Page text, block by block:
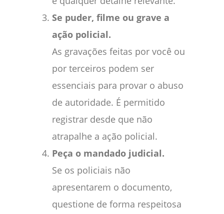
Se puder, filme ou grave a
ação policial.
As gravações feitas por você ou
por terceiros podem ser
essenciais para provar o abuso
de autoridade. É permitido
registrar desde que não
atrapalhe a ação policial.
Peça o mandado judicial.
Se os policiais não
apresentarem o documento,
questione de forma respeitosa